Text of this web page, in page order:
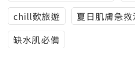
chill歎旅遊
夏日肌膚急救
缺水肌必備